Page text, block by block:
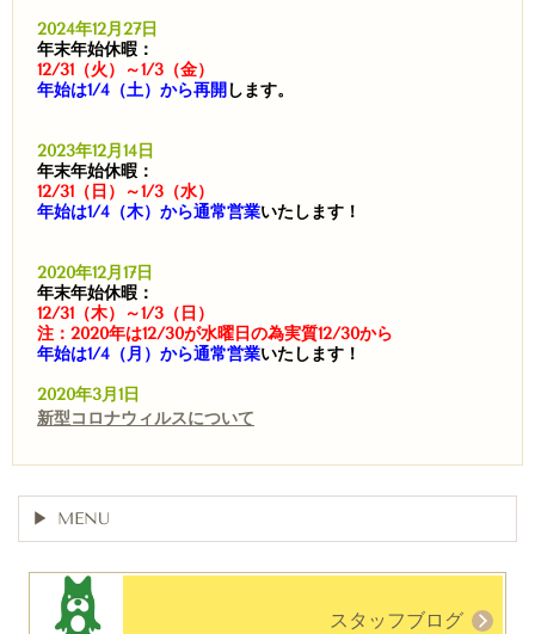
2024年12月27日
年末年始休暇：
12/31（火）～1/3（金）
年始は1/4（土）から再開 します。
2023年12月14日
年末年始休暇：
12/31（日）～1/3（水）
年始は1/4（木）から通常営業いたします！
2020年12月17日
年末年始休暇：
12/31（木）～1/3（日）
注：2020年は12/30が水曜日の為実質12/30から
年始は1/4（月）から通常営業いたします！
2020年3月1日
新型コロナウィルスについて
MENU
スタッフブログ